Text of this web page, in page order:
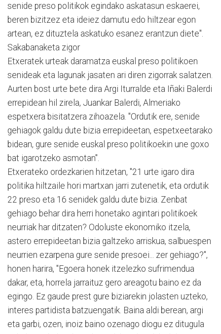
senide preso politikok egindako askatasun eskaerei,
beren bizitzez eta ideiez damutu edo hiltzear egon
artean, ez dituztela askatuko esanez erantzun diete".
Sakabanaketa zigor
Etxeratek urteak daramatza euskal preso politikoen
senideak eta lagunak jasaten ari diren zigorrak salatzen.
Aurten bost urte bete dira Argi Iturralde eta Iñaki Balerdi
errepidean hil zirela, Juankar Balerdi, Almeriako
espetxera bisitatzera zihoazela. "Ordutik ere, senide
gehiagok galdu dute bizia errepideetan, espetxeetarako
bidean, gure senide euskal preso politikoekin une goxo
bat igarotzeko asmotan".
Etxerateko ordezkarien hitzetan, "21 urte igaro dira
politika hiltzaile hori martxan jarri zutenetik, eta ordutik
22 preso eta 16 senidek galdu dute bizia. Zenbat
gehiago behar dira herri honetako agintari politikoek
neurriak har ditzaten? Odoluste ekonomiko itzela,
astero errepideetan bizia galtzeko arriskua, salbuespen
neurrien ezarpena gure senide presoei... zer gehiago?",
honen harira, "Egoera honek itzelezko sufrimendua
dakar, eta, horrela jarraituz gero areagotu baino ez da
egingo. Ez gaude prest gure biziarekin jolasten uzteko,
interes partidista batzuengatik. Baina aldi berean, argi
eta garbi, ozen, inoiz baino ozenago diogu ez ditugula